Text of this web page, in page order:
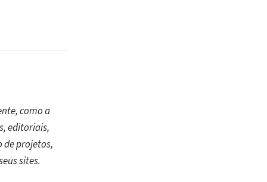
como a
editoriais,
de projetos,
sites.